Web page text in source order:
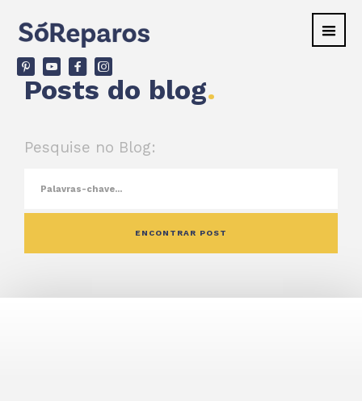
v ù F d
Posts do blog.
Pesquise no Blog: